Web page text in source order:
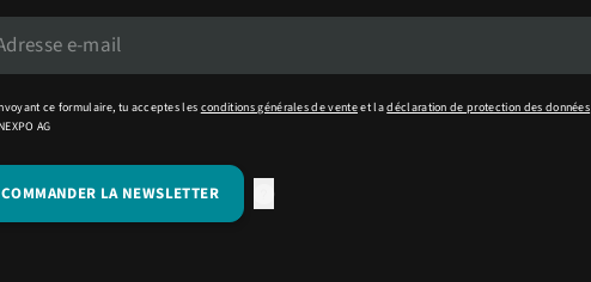
ce formulaire, tu acceptes les conditions générales de venteet ladéclaration de protection des données
AG